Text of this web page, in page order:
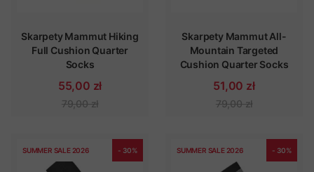
Skarpety Mammut Hiking
Full Cushion Quarter
Socks
55,00 zł
79,00 zł
Skarpety Mammut All-
Mountain Targeted
Cushion Quarter Socks
51,00 zł
79,00 zł
SUMMER SALE 2026 - 30% SUMMER SALE 2026 - 30%